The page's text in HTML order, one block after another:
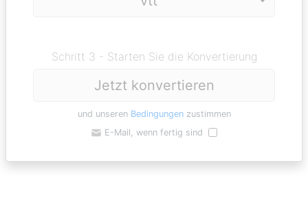
Schritt 3 - Starten Sie die Konvertierung
Jetzt konvertieren
und unseren Bedingungenzustimmen
E-Mail, wenn fertig sind